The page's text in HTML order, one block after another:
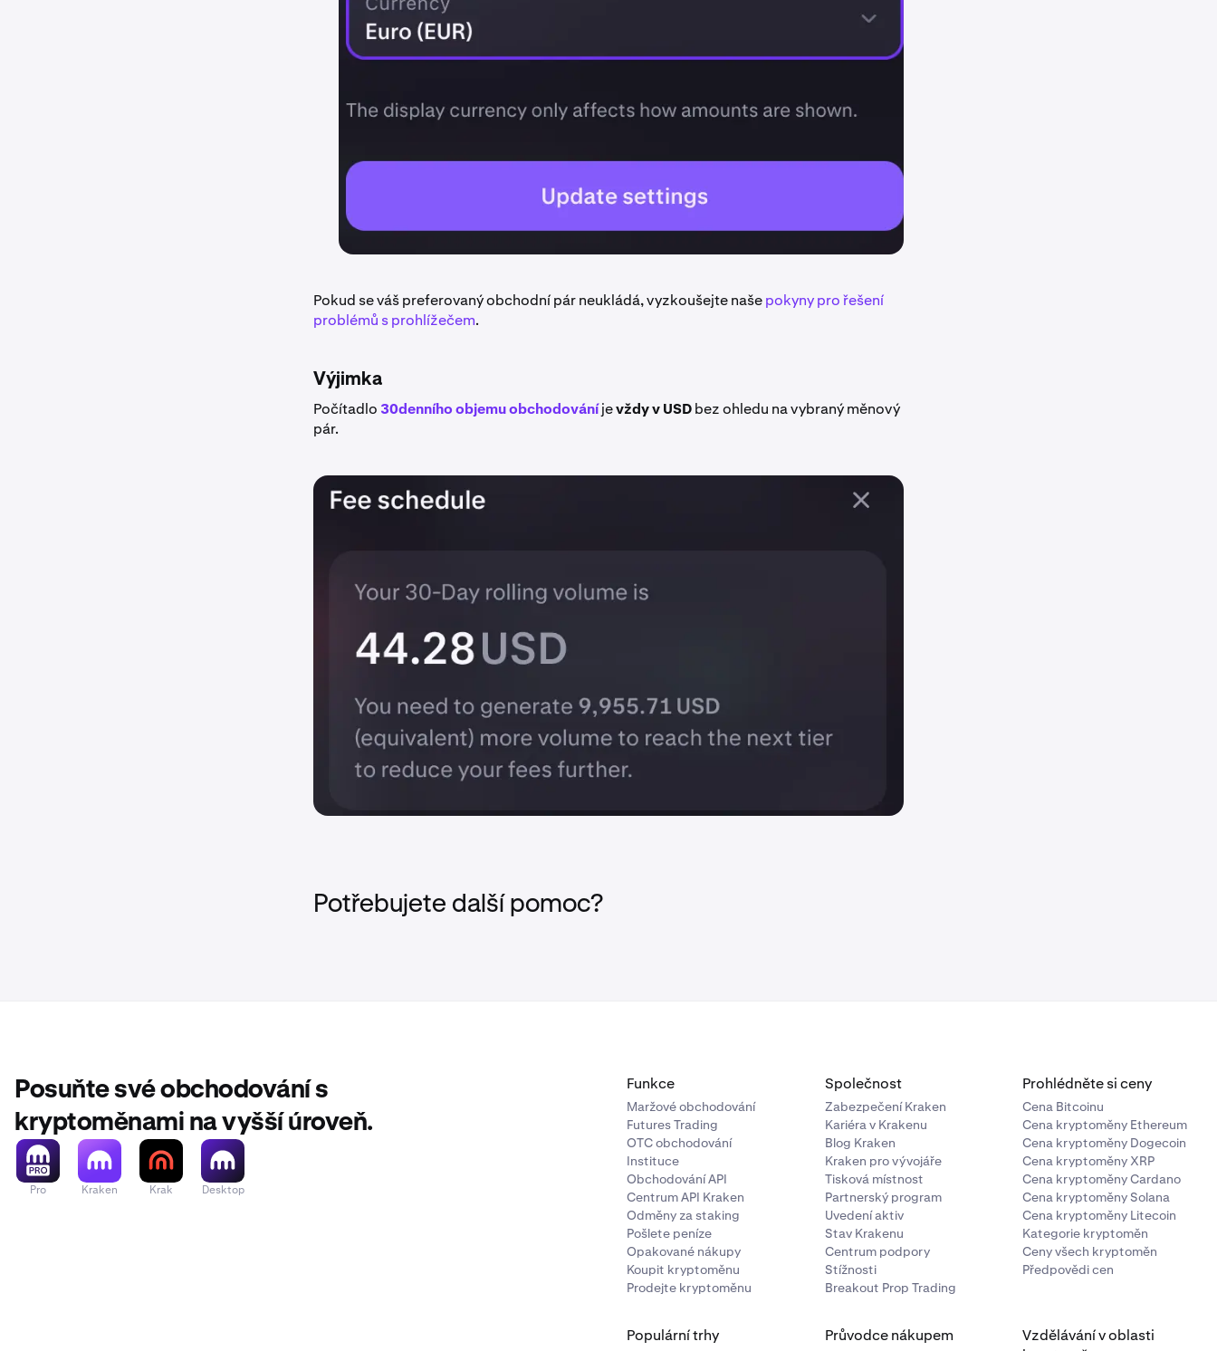
Pokud se váš preferovaný obchodní pár neukládá, vyzkoušejte našepokyny pro řešení
problémů s prohlížečem.
Výjimka
Počítadlo 30denního objemu obchodováníjevždy v USDbez ohledu na vybraný měnový
pár.
Potřebujete další pomoc?
Posuňte své obchodování s
kryptoměnami na vyšší úroveň.
Pro Kraken Krak Desktop
Funkce
Maržové obchodování
Futures Trading
OTC obchodování
Instituce
Obchodování API
Centrum API Kraken
Odměny za staking
Pošlete peníze
Opakované nákupy
Koupit kryptoměnu
Prodejte kryptoměnu
Společnost
Zabezpečení Kraken
Kariéra v Krakenu
Blog Kraken
Kraken pro vývojáře
Tisková místnost
Partnerský program
Uvedení aktiv
Stav Krakenu
Centrum podpory
Stížnosti
Breakout Prop Trading
Prohlédněte si ceny
Cena Bitcoinu
Cena kryptoměny Ethereum
Cena kryptoměny Dogecoin
Cena kryptoměny XRP
Cena kryptoměny Cardano
Cena kryptoměny Solana
Cena kryptoměny Litecoin
Kategorie kryptoměn
Ceny všech kryptoměn
Předpovědi cen
Populární trhy Průvodce nákupem
Vzdělávání v oblasti